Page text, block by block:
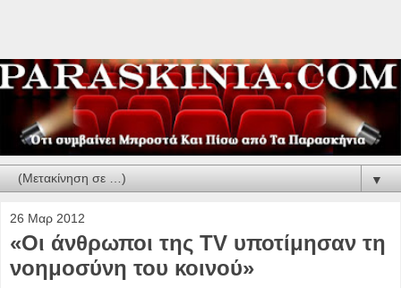
▼
26 Μαρ 2012
«Οι άνθρωποι της TV υποτίμησαν τη
νοημοσύνη του κοινού»